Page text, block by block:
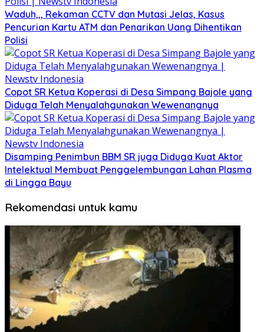
Waduh,,, Rekaman CCTV dan Mutasi Jelas, Kasus
Pencurian Kartu ATM dan Penarikan Uang Dihentikan
Polisi
Copot SR Ketua Koperasi di Desa Simpang Bajole yang
Diduga Telah Menyalahgunakan Wewenangnya
Disamping Penimbun BBM SR juga Diduga Kuat Aktor
Intelektual Membuat Penggelembungan Lahan Plasma
di Lingga Bayu
Rekomendasi untuk kamu